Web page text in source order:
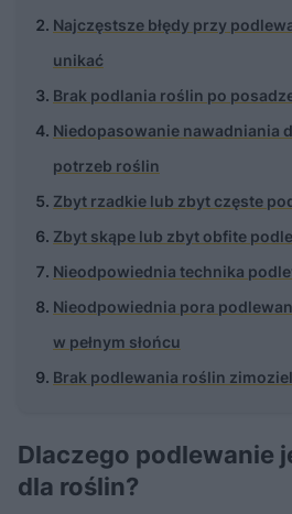
Najczęstsze błędy przy
unikać
Brak podlania roślin po
Niedopasowanie nawadniania
potrzeb roślin
Zbyt rzadkie lub zbyt częste
Zbyt skąpe lub zbyt obfite
Nieodpowiednia technika
Nieodpowiednia pora
w pełnym słońcu
Brak podlewania roślin
Dlaczego podlewanie
dla roślin?